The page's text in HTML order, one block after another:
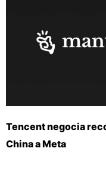
Tencent negocia
China a Meta